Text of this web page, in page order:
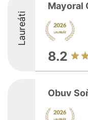
Laureáti
Mayoral
8.2
Obuv